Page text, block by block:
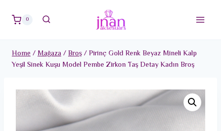
0
Home/Mağaza/Broş/Pirinç Gold Renk Beyaz Mineli Kalp
Yeşil Sinek Kuşu Model Pembe Zirkon Taş Detay Kadın Broş